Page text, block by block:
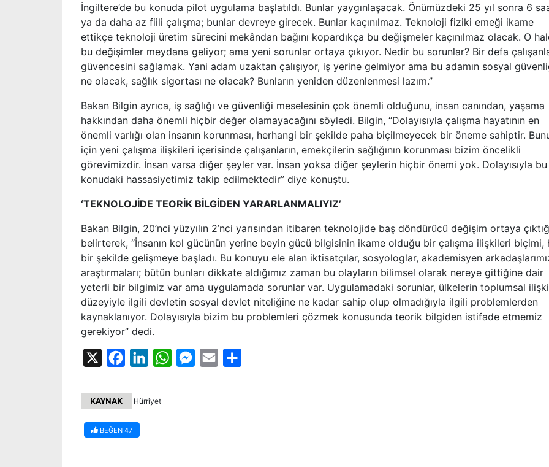
İngiltere’de bu konuda pilot uygulama başlatıldı. Bunlar yaygınlaşacak. Önümüzdeki 25 yıl sonra 6
ya da daha az fiili çalışma; bunlar devreye girecek. Bunlar kaçınılmaz. Teknoloji fiziki emeği ikame
ettikçe teknoloji üretim sürecini mekândan bağını kopardıkça bu değişmeler kaçınılmaz olacak. O
bu değişimler meydana geliyor; ama yeni sorunlar ortaya çıkıyor. Nedir bu sorunlar? Bir defa
güvencesini sağlamak. Yani adam uzaktan çalışıyor, iş yerine gelmiyor ama bu adamın sosyal
ne olacak, sağlık sigortası ne olacak? Bunların yeniden düzenlenmesi lazım.”
Bakan Bilgin ayrıca, iş sağlığı ve güvenliği meselesinin çok önemli olduğunu, insan canından, yaşama
hakkından daha önemli hiçbir değer olamayacağını söyledi. Bilgin, “Dolayısıyla çalışma hayatının en
önemli varlığı olan insanın korunması, herhangi bir şekilde paha biçilmeyecek bir öneme sahiptir.
için yeni çalışma ilişkileri içerisinde çalışanların, emekçilerin sağlığının korunması bizim öncelikli
görevimizdir. İnsan varsa diğer şeyler var. İnsan yoksa diğer şeylerin hiçbir önemi yok. Dolayısıyla bu
konudaki hassasiyetimiz takip edilmektedir” diye konuştu.
‘TEKNOLOJİDE TEORİK BİLGİDEN YARARLANMALIYIZ’
Bakan Bilgin, 20’nci yüzyılın 2’nci yarısından itibaren teknolojide baş döndürücü değişim ortaya
belirterek, “İnsanın kol gücünün yerine beyin gücü bilgisinin ikame olduğu bir çalışma ilişkileri biçimi,
bir şekilde gelişmeye başladı. Bu konuyu ele alan iktisatçılar, sosyologlar, akademisyen
araştırmaları; bütün bunları dikkate aldığımız zaman bu olayların bilimsel olarak nereye gittiğine dair
yeterli bir bilgimiz var ama uygulamada sorunlar var. Uygulamadaki sorunlar, ülkelerin toplumsal
düzeyiyle ilgili devletin sosyal devlet niteliğine ne kadar sahip olup olmadığıyla ilgili problemlerden
kaynaklanıyor. Dolayısıyla bizim bu problemleri çözmek konusunda teorik bilgiden istifade etmemiz
gerekiyor” dedi.
FacebookLinkedInWhatsAppMessenger
Email
KAYNAK Hürriyet
BEĞEN 47